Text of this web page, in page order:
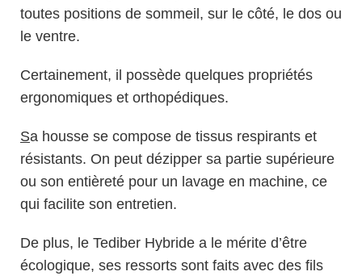
toutes positions de sommeil, sur le côté, le dos ou
le ventre.
Certainement, il possède quelques propriétés
ergonomiques et orthopédiques.
Sa housse se compose de tissus respirants et
résistants. On peut dézipper sa partie supérieure
ou son entièreté pour un lavage en machine, ce
qui facilite son entretien.
De plus, le Tediber Hybride a le mérite d’être
écologique, ses ressorts sont faits avec des fils